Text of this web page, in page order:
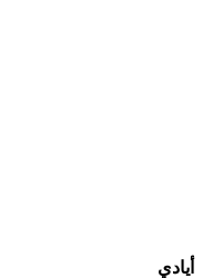
أيادي